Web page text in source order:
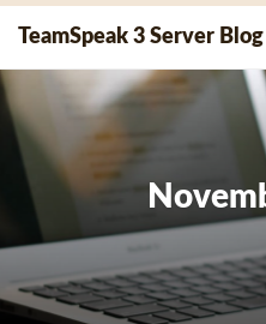
content
TeamSpeak 3 Server Blog